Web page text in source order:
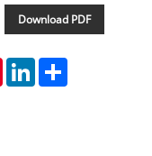
Download PDF
PinterestLinkedIn